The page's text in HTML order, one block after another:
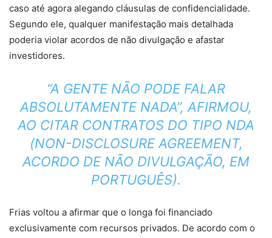
caso até agora alegando cláusulas de confidencialidade.
Segundo ele, qualquer manifestação mais detalhada
poderia violar acordos de não divulgação e afastar
investidores.
“A GENTE NÃO PODE FALAR
ABSOLUTAMENTE NADA”, AFIRMOU,
AO CITAR CONTRATOS DO TIPO NDA
(NON-DISCLOSURE AGREEMENT,
ACORDO DE NÃO DIVULGAÇÃO, EM
PORTUGUÊS).
Frias voltou a afirmar que o longa foi financiado
exclusivamente com recursos privados. De acordo com o